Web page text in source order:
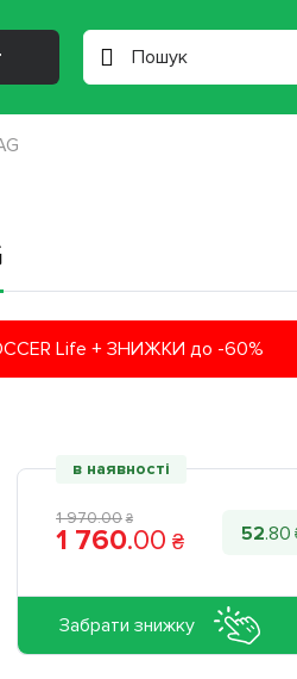
Life + ЗНИЖКИ до -60%
в наявності
1 970.00 ₴
1 760.00 ₴ 52.80
Забрати знижку